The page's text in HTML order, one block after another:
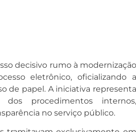
decisivo rumo à modernização
eletrônico, oficializando a
de papel. A iniciativa representa
procedimentos internos,
no serviço público.